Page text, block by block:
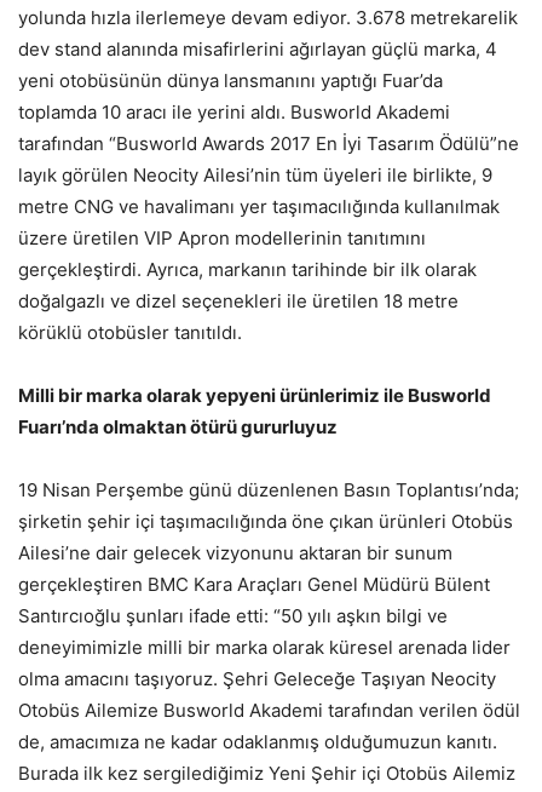
yolunda hızla ilerlemeye devam ediyor. 3.678 metrekarelik
dev stand alanında misafirlerini ağırlayan güçlü marka, 4
yeni otobüsünün dünya lansmanını yaptığı Fuar’da
toplamda 10 aracı ile yerini aldı. Busworld Akademi
tarafından “Busworld Awards 2017 En İyi Tasarım Ödülü”ne
layık görülen Neocity Ailesi’nin tüm üyeleri ile birlikte, 9
metre CNG ve havalimanı yer taşımacılığında kullanılmak
üzere üretilen VIP Apron modellerinin tanıtımını
gerçekleştirdi. Ayrıca, markanın tarihinde bir ilk olarak
doğalgazlı ve dizel seçenekleri ile üretilen 18 metre
körüklü otobüsler tanıtıldı.
Milli bir marka olarak yepyeni ürünlerimiz ile Busworld
Fuarı’nda olmaktan ötürü gururluyuz
19 Nisan Perşembe günü düzenlenen Basın Toplantısı’nda;
şirketin şehir içi taşımacılığında öne çıkan ürünleri Otobüs
Ailesi’ne dair gelecek vizyonunu aktaran bir sunum
gerçekleştiren BMC Kara Araçları Genel Müdürü Bülent
Santırcıoğlu şunları ifade etti: “50 yılı aşkın bilgi ve
deneyimimizle milli bir marka olarak küresel arenada lider
olma amacını taşıyoruz. Şehri Geleceğe Taşıyan Neocity
Otobüs Ailemize Busworld Akademi tarafından verilen ödül
de, amacımıza ne kadar odaklanmış olduğumuzun kanıtı.
Burada ilk kez sergilediğimiz Yeni Şehir içi Otobüs Ailemiz